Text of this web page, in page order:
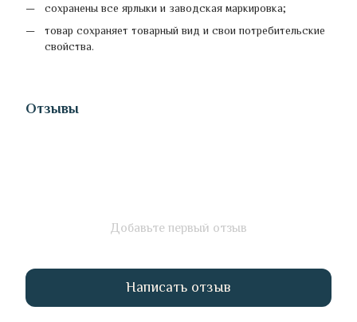
сохранены все ярлыки и заводская маркировка;
товар сохраняет товарный вид и свои потребительские
свойства.
Отзывы
Добавьте первый отзыв
Написать отзыв